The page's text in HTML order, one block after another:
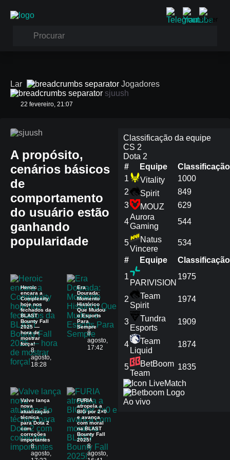
Lar
Jogadores
sjuush
22 fevereiro, 21:07
sjuush
A propósito,
cenários básicos
de
comportamento
do usuário estão
ganhando
popularidade
Heroic
encara a
Complexity
hoje nos
fechados da
BLAST
Bounty Fall
2025 —
hora de
mostrar
força!
8
agosto,
18:28
Era
Dourada:
Momento
Histórico
Que Mudou
o Esports
Para
Sempre
8
agosto,
17:42
Valve lança
nova
atualização
técnica
para Dota 2
com
correções
importantes
8
agosto,
FURIA
atropela a
BIG por 2×0
e avança
com moral
na BLAST
Bounty Fall
2025!
8
agosto,
Classificação da equipe
CS 2
Dota 2
#
Equipe
Сlassificação
1
Vitality
1000
2
Spirit
849
3
MOUZ
629
4
Aurora
Gaming
544
5
Natus
Vincere
534
#
Equipe
Сlassificação
1
PARIVISION
1975
2
Team
Spirit
1974
3
Tundra
Esports
1909
4
Team
Liquid
1874
5
BetBoom
Team
1835
Match
Ao vivo